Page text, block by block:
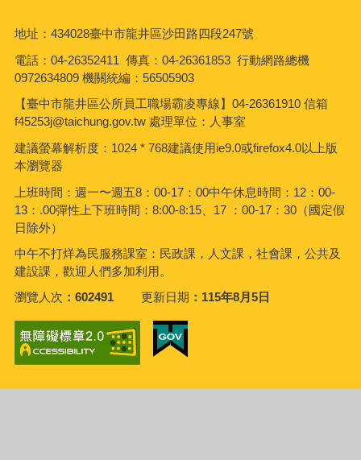
地址：434028臺中市龍井區沙田路四段247號
電話：04-26352411 傳真：04-26361853 行動網路總機
0972634809 機關統編：56505903
【臺中市龍井區公所員工職場霸凌專線】04-26361910 信箱
f45253j@taichung.gov.tw 處理單位：人事室
建議螢幕解析度：1024 * 768建議使用ie9.0或firefox4.0以上版
本瀏覽器
上班時間：週一〜週五8：00-17：00中午休息時間：12：00-
13：.00彈性上下班時間：8:00-8:15、17 ：00-17：30（國定假
日除外）
中午不打烊為民服務課室：民政課，人文課，社會課，公共及
建設課，歡迎人們多加利用。
瀏覽人次
602491 更新日期 115年8月5日